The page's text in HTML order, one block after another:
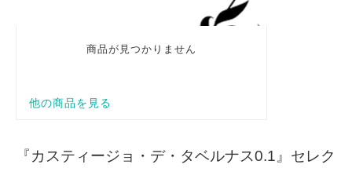
『カスティージョ・デ・タベルナス0.1』セレク